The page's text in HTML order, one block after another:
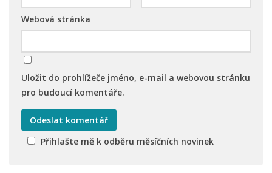
Webová stránka
Uložit do prohlížeče jméno, e-mail a webovou stránku
pro budoucí komentáře.
Přihlašte mě k odběru měsíčních novinek